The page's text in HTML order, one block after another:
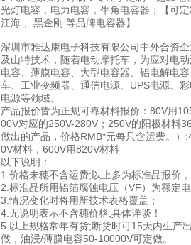
光灯电容，电力电容，牛角电容器；【可
江海， 黑金刚 等品牌电容器】
深圳市雅达康电子科技有限公司中外合资
及山特技术，随着电动摩托车，为应对电
电容、薄膜电容、大型电容器、铝电解电
车、工业变频器、通信电源、UPS电源、
电源等领域。
产品报价皆为正规可靠材料报价：80V用
00V对应的250V-280V；250V的阳极材料
做出的产品，价格RMB*元每只含运费。
0V材料，600V用820V材料
以下说明：
1.价格未穗不含运费;以上多为标准品报价
2.标准品所用铝箔腐蚀电压（VF）为额定
3.情况变化时将用新技术表格覆盖；
4.无说明表示不含穗价格;具体详谈！
5.以上规格常年有货;断货时可15天内生产
做，油浸/薄膜电容50-10000V可定做。